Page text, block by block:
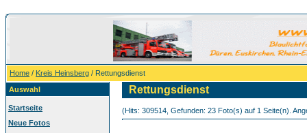
Home / Kreis Heinsberg / Rettungsdienst
Auswahl
Startseite
Neue Fotos
Rettungsdienst
(Hits: 309514, Gefunden: 23 Foto(s) auf 1 Seite(n).